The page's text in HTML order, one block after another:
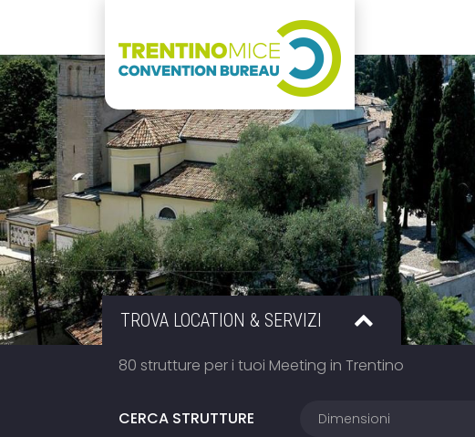
TROVA LOCATION & SERVIZI
80 strutture per i tuoi Meeting in Trentino
CERCA STRUTTURE